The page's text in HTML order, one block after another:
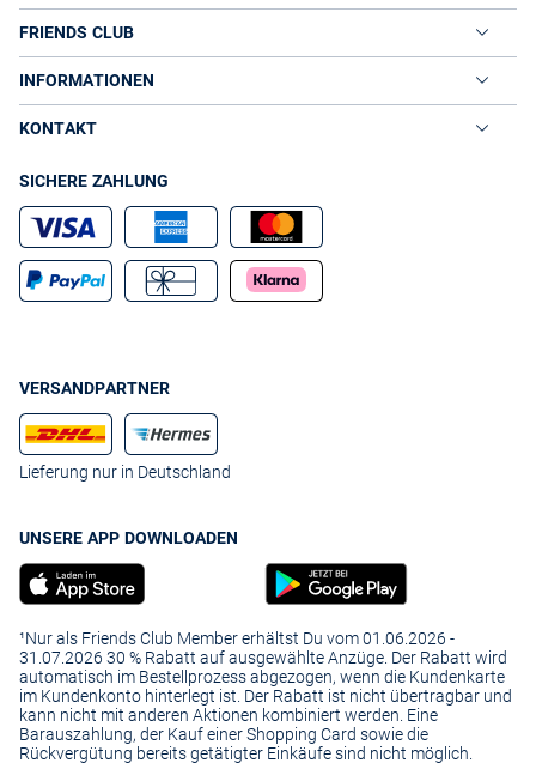
FRIENDS CLUB
INFORMATIONEN
KONTAKT
SICHERE ZAHLUNG
VERSANDPARTNER
Lieferung nur in Deutschland
UNSERE APP DOWNLOADEN
¹Nur als Friends Club Member erhältst Du vom 01.06.2026 -
31.07.2026 30 % Rabatt auf ausgewählte Anzüge. Der Rabatt wird
automatisch im Bestellprozess abgezogen, wenn die Kundenkarte
im Kundenkonto hinterlegt ist. Der Rabatt ist nicht übertragbar und
kann nicht mit anderen Aktionen kombiniert werden. Eine
Barauszahlung, der Kauf einer Shopping Card sowie die
Rückvergütung bereits getätigter Einkäufe sind nicht möglich.